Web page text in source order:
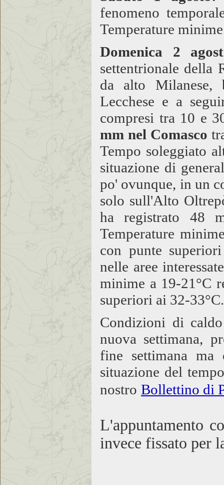
fenomeno
Temperature
Domenica 2
settentrionale della
da alto Milanese,
Lecchese e a
compresi tra 10 e
mm nel Comasco
Tempo soleggiato
situazione di
po' ovunque, in un
solo sull'Alto
ha registrato 48
Temperature
con punte
nelle aree
minime a 19-21°C
superiori ai 32-33°C.
Condizioni di
nuova settimana,
fine settimana ma
situazione del
nostro Bollettino di
L'appuntamento
invece fissato per